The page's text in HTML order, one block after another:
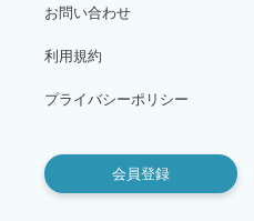
お問い合わせ
利用規約
プライバシーポリシー
会員登録